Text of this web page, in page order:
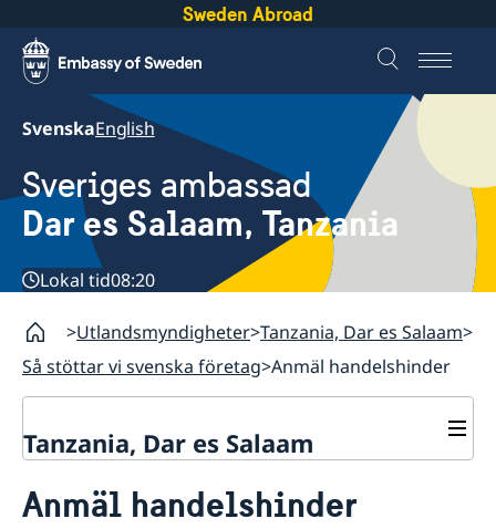
Sweden Abroad
SvenskaEnglish
Sveriges ambassad
Dar es Salaam, Tanzania
Lokal tid08:20
Utlandsmyndigheter Tanzania, Dar es Salaam
Så stöttar vi svenska företag Anmäl handelshinder
Tanzania, Dar es Salaam
Om oss
Anmäl handelshinder